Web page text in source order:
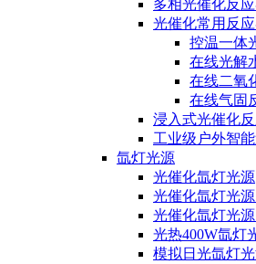
多相光催化反
光催化常用反
控温一体
在线光解
在线二氧
在线气固
浸入式光催化
工业级户外智
氙灯光源
光催化氙灯光源
光催化氙灯光源
光催化氙灯光源
光热400W氙灯
模拟日光氙灯